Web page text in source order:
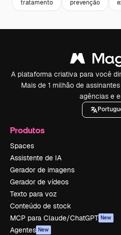
tratamento prevenção
A plataforma criativa para você
Mais de 1 milhão de
agências e
Produtos
Spaces
Assistente de IA
Gerador de imagens
Gerador de vídeos
Texto para voz
Conteúdo de stock
MCP para Claude/ChatGPT New
Agentes New